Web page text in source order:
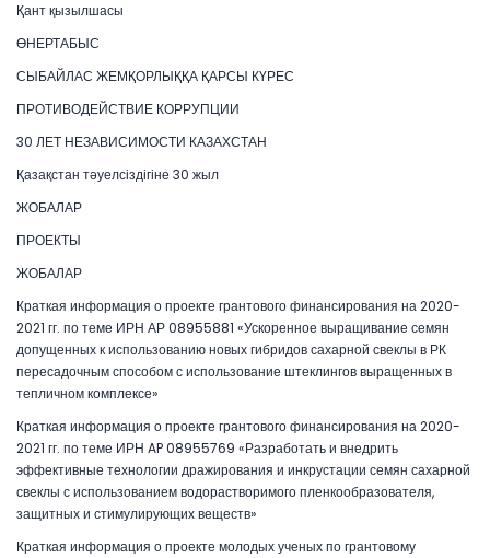
Қант қызылшасы
ӨНЕРТАБЫС
СЫБАЙЛАС ЖЕМҚОРЛЫҚҚА ҚАРСЫ КҮРЕС
ПРОТИВОДЕЙСТВИЕ КОРРУПЦИИ
30 ЛЕТ НЕЗАВИСИМОСТИ КАЗАХСТАН
Қазақстан тәуелсіздігіне 30 жыл
ЖОБАЛАР
ПРОЕКТЫ
ЖОБАЛАР
Краткая информация о проекте грантового финансирования на 2020-
2021 гг. по теме ИРН АР 08955881 «Ускоренное выращивание семян
допущенных к использованию новых гибридов сахарной свеклы в РК
пересадочным способом с использование штеклингов выращенных в
тепличном комплексе»
Краткая информация о проекте грантового финансирования на 2020-
2021 гг. по теме ИРН AP 08955769 «Разработать и внедрить
эффективные технологии дражирования и инкрустации семян сахарной
свеклы с использованием водорастворимого пленкообразователя,
защитных и стимулирующих веществ»
Краткая информация о проекте молодых ученых по грантовому